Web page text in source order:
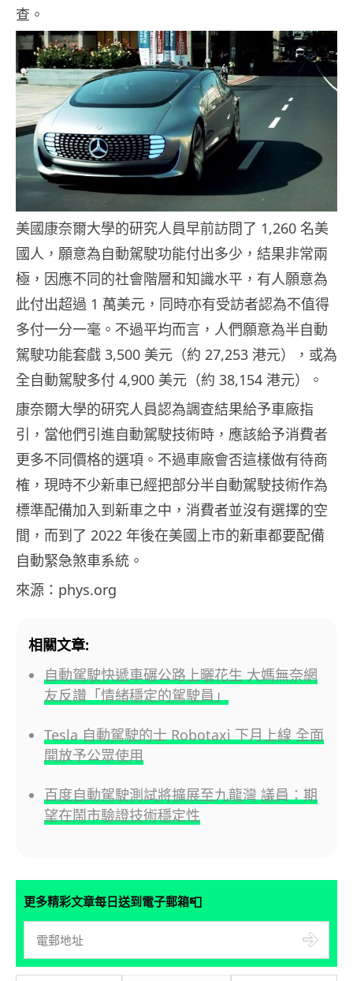
查。
美國康奈爾大學的研究人員早前訪問了 1,260 名美
國人，願意為自動駕駛功能付出多少，結果非常兩
極，因應不同的社會階層和知識水平，有人願意為
此付出超過 1 萬美元，同時亦有受訪者認為不值得
多付一分一毫。不過平均而言，人們願意為半自動
駕駛功能套戲 3,500 美元（約 27,253 港元），或為
全自動駕駛多付 4,900 美元（約 38,154 港元）。
康奈爾大學的研究人員認為調查結果給予車廠指
引，當他們引進自動駕駛技術時，應該給予消費者
更多不同價格的選項。不過車廠會否這樣做有待商
榷，現時不少新車已經把部分半自動駕駛技術作為
標準配備加入到新車之中，消費者並沒有選擇的空
間，而到了 2022 年後在美國上市的新車都要配備
自動緊急煞車系統。
來源：phys.org
相關文章:
自動駕駛快遞車碾公路上曬花生 大媽無奈網
友反讚「情緒穩定的駕駛員」
Tesla 自動駕駛的士 Robotaxi 下月上線 全面
開放予公眾使用
百度自動駕駛測試將擴展至九龍灣 議員：期
望在鬧市驗證技術穩定性
更多精彩文章每日送到電子郵箱📮